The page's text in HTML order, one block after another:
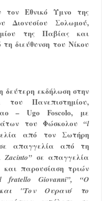
τον Εθνικό Ύμνο της
Διονυσίου Σολωμού,
της Παβίας και
διεύθυνση του Νίκου
δεύτερη εκδήλωση στην
του Πανεπιστημίου,
– Ugo Foscolo, με
του Φώσκολου“l
από τον Σωτήρη
απαγγελία από τη
Zacinto” σε απαγγελία
και παρουσίαση τριών
fratello Giovanni”, “Ο
και "Τον Ουρανό το